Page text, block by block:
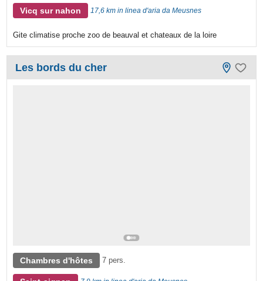
Vicq sur nahon 17,6 km in linea d'aria da Meusnes
Gite climatise proche zoo de beauval et chateaux de la loire
Les bords du cher
Chambres d'hôtes 7 pers.